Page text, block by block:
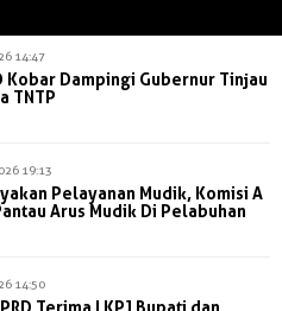
14:47
Kobar Dampingi Gubernur Tinjau
TNTP
19:13
Pelayanan Mudik, Komisi A
Arus Mudik Di Pelabuhan
14:50